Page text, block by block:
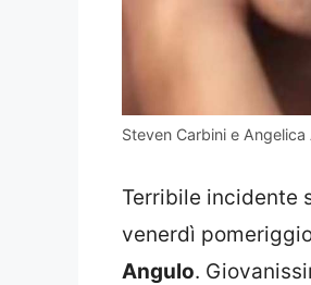
Steven Carbini e
Terribile incidente
venerdì
Angulo.